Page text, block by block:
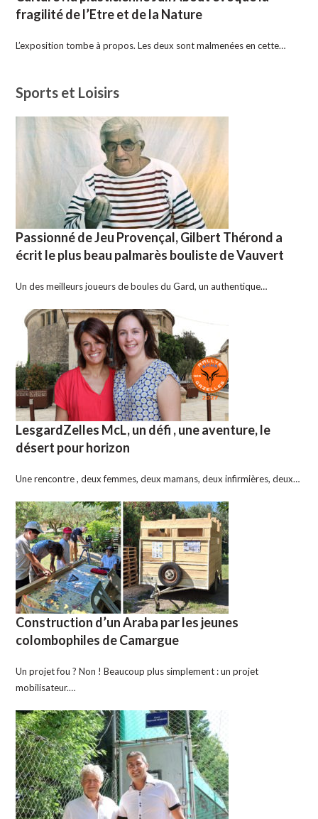
fragilité de l’Etre et de la Nature
L’exposition tombe à propos. Les deux sont malmenées en cette…
Sports et Loisirs
Passionné de Jeu Provençal, Gilbert Thérond a
écrit le plus beau palmarès bouliste de Vauvert
Un des meilleurs joueurs de boules du Gard, un authentique…
LesgardZelles McL, un défi , une aventure, le
désert pour horizon
Une rencontre , deux femmes, deux mamans, deux infirmières, deux…
Construction d’un Araba par les jeunes
colombophiles de Camargue
Un projet fou ? Non ! Beaucoup plus simplement : un projet
mobilisateur.…